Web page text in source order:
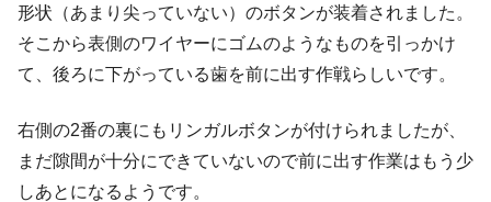
形状（あまり尖っていない）のボタンが装着されました。
そこから表側のワイヤーにゴムのようなものを引っかけ
て、後ろに下がっている歯を前に出す作戦らしいです。
右側の2番の裏にもリンガルボタンが付けられましたが、
まだ隙間が十分にできていないので前に出す作業はもう少
しあとになるようです。